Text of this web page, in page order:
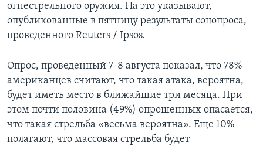
огнестрельного оружия. На это указывают,
опубликованные в пятницу результаты соцопроса,
проведенного Reuters / Ipsos.
Опрос, проведенный 7-8 августа показал, что 78%
американцев считают, что такая атака, вероятна,
будет иметь место в ближайшие три месяца. При
этом почти половина (49%) опрошенных опасается,
что такая стрельба «весьма вероятна». Еще 10%
полагают, что массовая стрельба будет